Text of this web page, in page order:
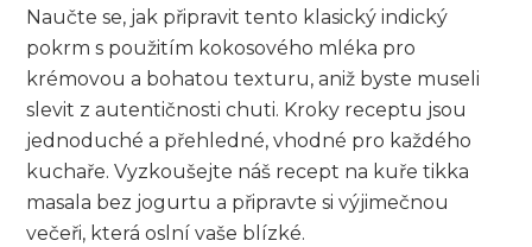
Naučte se, jak připravit tento klasický indický
pokrm s použitím kokosového mléka pro
krémovou a bohatou texturu, aniž byste museli
slevit z autentičnosti chuti. Kroky receptu jsou
jednoduché a přehledné, vhodné pro každého
kuchaře. Vyzkoušejte náš recept na kuře tikka
masala bez jogurtu a připravte si výjimečnou
večeři, která oslní vaše blízké.